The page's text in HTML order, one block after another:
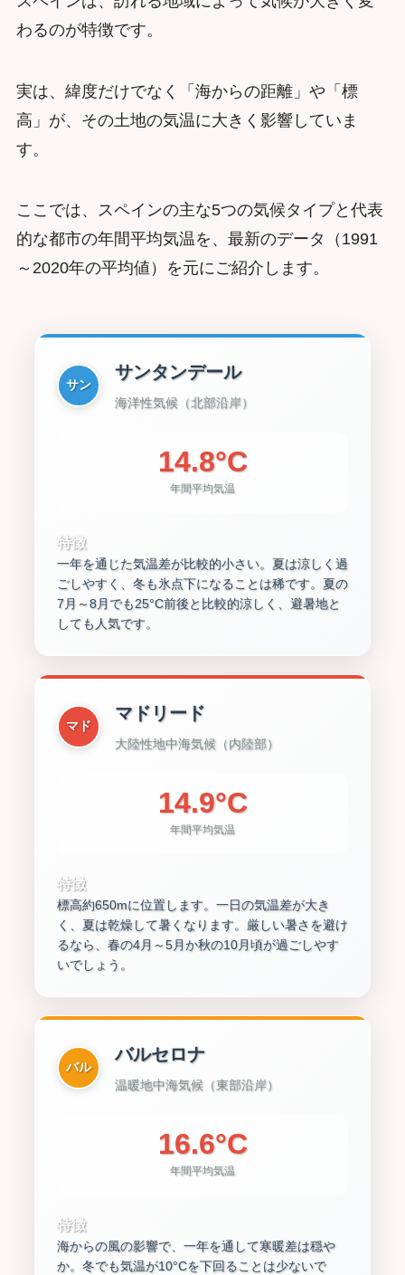
わるのが特徴です。
実は、緯度だけでなく「海からの距離」や「標
高」が、その土地の気温に大きく影響していま
す。
ここでは、スペインの主な5つの気候タイプと代表
的な都市の年間平均気温を、最新のデータ（1991
～2020年の平均値）を元にご紹介します。
サン
サンタンデール
海洋性気候（北部沿岸）
14.8°C
年間平均気温
特徴
一年を通じた気温差が比較的小さい。夏は涼しく過
ごしやすく、冬も氷点下になることは稀です。夏の
7月～8月でも25°C前後と比較的涼しく、避暑地と
しても人気です。
マド
マドリード
大陸性地中海気候（内陸部）
14.9°C
年間平均気温
特徴
標高約650mに位置します。一日の気温差が大き
く、夏は乾燥して暑くなります。厳しい暑さを避け
るなら、春の4月～5月か秋の10月頃が過ごしやす
いでしょう。
バル
バルセロナ
温暖地中海気候（東部沿岸）
16.6°C
年間平均気温
特徴
海からの風の影響で、一年を通して寒暖差は穏や
か。冬でも気温が10°Cを下回ることは少ないで